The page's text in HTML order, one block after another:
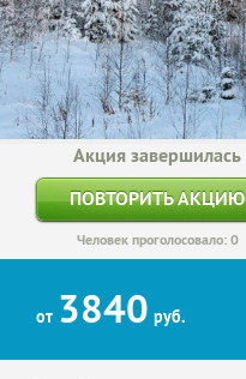
Акция завершилась
ПОВТОРИТЬ АКЦИЮ
Человек проголосовало: 0
от 3840 руб.